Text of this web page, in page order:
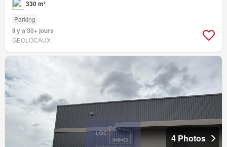
330 m²
Parking
Il y a 30+ jours
GEOLOCAUX
4 Photos